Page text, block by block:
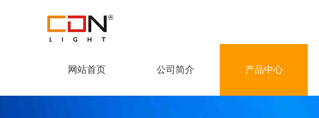
网站首页 公司简介 产品中心